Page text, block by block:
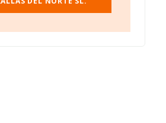
188.948 compañías, a nivel
relación con la información de